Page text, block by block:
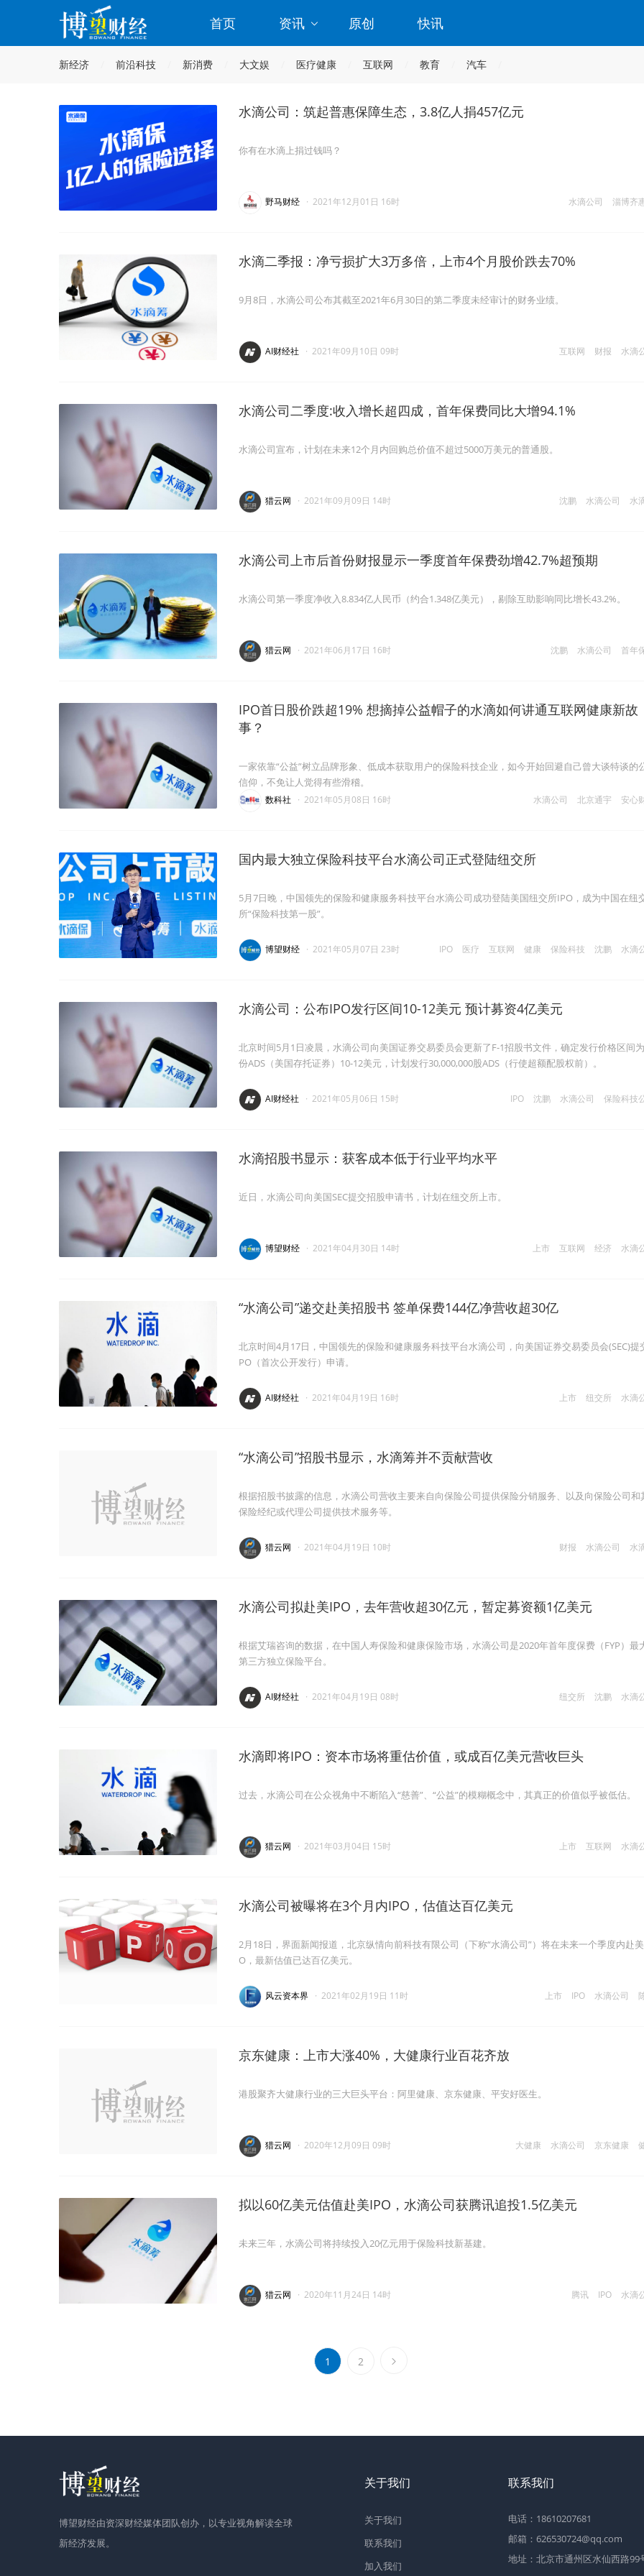
首页 资讯 原创 快讯
新经济 前沿科技 新消费 大文娱 医疗健康 互联网 教育 汽车
水滴公司：筑起普惠保障生态，3.8亿人捐457亿元
你有在水滴上捐过钱吗？
水滴公司 淄博齐
野马财经 · 2021年12月01日 16时
水滴二季报：净亏损扩大3万多倍，上市4个月股价跌去70%
9月8日，水滴公司公布其截至2021年6月30日的第二季度未经审计的财务业绩。
互联网 财报 水滴
AI财经社 · 2021年09月10日 09时
水滴公司二季度:收入增长超四成，首年保费同比大增94.1%
水滴公司宣布，计划在未来12个月内回购总价值不超过5000万美元的普通股。
沈鹏 水滴公司 水
猎云网 · 2021年09月09日 14时
水滴公司上市后首份财报显示一季度首年保费劲增42.7%超预期
水滴公司第一季度净收入8.834亿人民币（约合1.348亿美元），剔除互助影响同比增长43.2%。
沈鹏 水滴公司 首年
猎云网 · 2021年06月17日 16时
IPO首日股价跌超19% 想摘掉公益帽子的水滴如何讲通互联网健康新故
事？
一家依靠“公益”树立品牌形象、低成本获取用户的保险科技企业，如今开始回避自己曾大谈特谈的
信仰，不免让人觉得有些滑稽。
水滴公司 北京通宇 安心
数科社 · 2021年05月08日 16时
国内最大独立保险科技平台水滴公司正式登陆纽交所
5月7日晚，中国领先的保险和健康服务科技平台水滴公司成功登陆美国纽交所IPO，成为中国在纽
所“保险科技第一股”。
IPO 医疗 互联网 健康 保险科技 沈鹏 水滴
博望财经 · 2021年05月07日 23时
水滴公司：公布IPO发行区间10-12美元 预计募资4亿美元
北京时间5月1日凌晨，水滴公司向美国证券交易委员会更新了F-1招股书文件，确定发行价格区间
份ADS（美国存托证券）10-12美元，计划发行30,000,000股ADS（行使超额配股权前）。
IPO 沈鹏 水滴公司 保险科技
AI财经社 · 2021年05月06日 15时
水滴招股书显示：获客成本低于行业平均水平
近日，水滴公司向美国SEC提交招股申请书，计划在纽交所上市。
上市 互联网 经济 水滴
博望财经 · 2021年04月30日 14时
“水滴公司”递交赴美招股书 签单保费144亿净营收超30亿
北京时间4月17日，中国领先的保险和健康服务科技平台水滴公司，向美国证券交易委员会(SEC)提
PO（首次公开发行）申请。
上市 纽交所 水滴
AI财经社 · 2021年04月19日 16时
“水滴公司”招股书显示，水滴筹并不贡献营收
根据招股书披露的信息，水滴公司营收主要来自向保险公司提供保险分销服务、以及向保险公司和
保险经纪或代理公司提供技术服务等。
财报 水滴公司 水
猎云网 · 2021年04月19日 10时
水滴公司拟赴美IPO，去年营收超30亿元，暂定募资额1亿美元
根据艾瑞咨询的数据，在中国人寿保险和健康保险市场，水滴公司是2020年首年度保费（FYP）最
第三方独立保险平台。
纽交所 沈鹏 水滴
AI财经社 · 2021年04月19日 08时
水滴即将IPO：资本市场将重估价值，或成百亿美元营收巨头
过去，水滴公司在公众视角中不断陷入“慈善”、“公益”的模糊概念中，其真正的价值似乎被低估。
上市 互联网 水滴
猎云网 · 2021年03月04日 15时
水滴公司被曝将在3个月内IPO，估值达百亿美元
2月18日，界面新闻报道，北京纵情向前科技有限公司（下称“水滴公司”）将在未来一个季度内赴
O，最新估值已达百亿美元。
上市 IPO 水滴公司
风云资本界 · 2021年02月19日 11时
京东健康：上市大涨40%，大健康行业百花齐放
港股聚齐大健康行业的三大巨头平台：阿里健康、京东健康、平安好医生。
大健康 水滴公司 京东健康
猎云网 · 2020年12月09日 09时
拟以60亿美元估值赴美IPO，水滴公司获腾讯追投1.5亿美元
未来三年，水滴公司将持续投入20亿元用于保险科技新基建。
腾讯 IPO 水滴
猎云网 · 2020年11月24日 14时
1 2
博望财经由资深财经媒体团队创办，以专业视角解读全球
新经济发展。
关于我们
关于我们
联系我们
加入我们
联系我们
电话：18610207681
邮箱：626530724@qq.com
地址：北京市通州区水仙西路99